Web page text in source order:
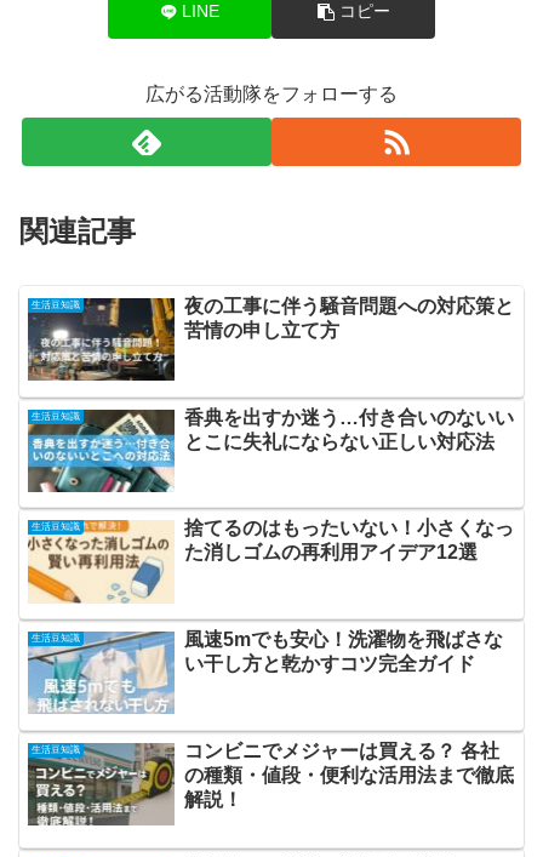
LINE コピー
広がる活動隊をフォローする
関連記事
生活豆知識
夜の工事に伴う騒音問題への対応策と
苦情の申し立て方
生活豆知識
香典を出すか迷う…付き合いのないい
とこに失礼にならない正しい対応法
生活豆知識
捨てるのはもったいない！小さくなっ
た消しゴムの再利用アイデア12選
生活豆知識
風速5mでも安心！洗濯物を飛ばさな
い干し方と乾かすコツ完全ガイド
生活豆知識
コンビニでメジャーは買える？ 各社
の種類・値段・便利な活用法まで徹底
解説！